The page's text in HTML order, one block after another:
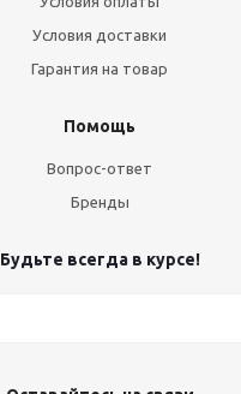
Условия доставки
Гарантия на товар
Помощь
Вопрос-ответ
Бренды
Будьте всегда в курсе!